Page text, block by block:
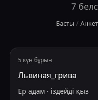
7
Басты /
5 күн бұрын
Львиная_грива
Ер адам · іздейді қыз